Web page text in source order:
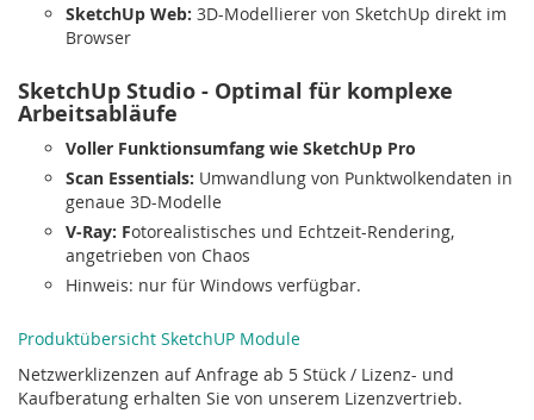
SketchUp Web: 3D-Modellierer von SketchUp direkt im
Browser
SketchUp Studio - Optimal für komplexe
Arbeitsabläufe
Voller Funktionsumfang wie SketchUp Pro
Scan Essentials: Umwandlung von Punktwolkendaten in
genaue 3D-Modelle
V-Ray: Fotorealistisches und Echtzeit-Rendering,
angetrieben von Chaos
Hinweis: nur für Windows verfügbar.
Produktübersicht SketchUP Module
Netzwerklizenzen auf Anfrage ab 5 Stück / Lizenz- und
Kaufberatung erhalten Sie von unserem Lizenzvertrieb.